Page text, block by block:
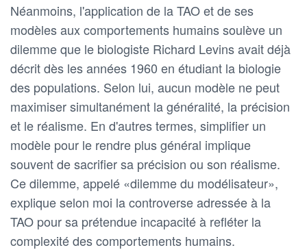
Néanmoins, l'application de la TAO et de ses
modèles aux comportements humains soulève un
dilemme que le biologiste Richard Levins avait déjà
décrit dès les années 1960 en étudiant la biologie
des populations. Selon lui, aucun modèle ne peut
maximiser simultanément la généralité, la précision
et le réalisme. En d'autres termes, simplifier un
modèle pour le rendre plus général implique
souvent de sacrifier sa précision ou son réalisme.
Ce dilemme, appelé «dilemme du modélisateur»,
explique selon moi la controverse adressée à la
TAO pour sa prétendue incapacité à refléter la
complexité des comportements humains.